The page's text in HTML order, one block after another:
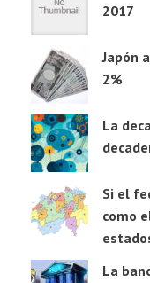
2017
Japón
2%
La
Si el
como
La